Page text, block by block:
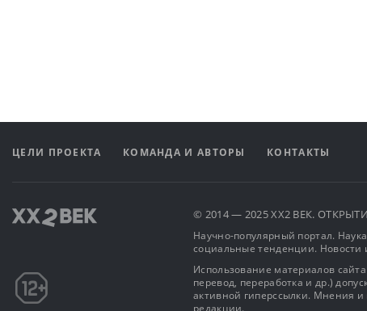
ЦЕЛИ ПРОЕКТА КОМАНДА И АВТОРЫ КОНТАКТЫ
© 2014 — 2025 XX2 ВЕК.
Научно-популярный портал.
социальные тенденции. Новости
Использование материалов
перевод, переработка и др.)
активной гиперссылки. Мнения и
редакции.